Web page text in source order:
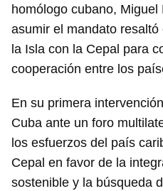
homólogo cubano, Miguel
asumir el mandato
la Isla con la Cepal para
cooperación entre los
En su primera
Cuba ante un foro
los esfuerzos del país
Cepal en favor de la
sostenible y la búsqueda